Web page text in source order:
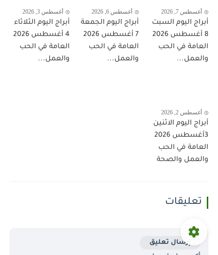
أغسطس 7, 2026
أبراج اليوم السبت
8 أغسطس 2026
العامة في الحب
والعمل...
أغسطس 6, 2026
أبراج اليوم الجمعة
7 أغسطس 2026
العامة في الحب
والعمل...
أغسطس 3, 2026
أبراج اليوم الثلاثاء
4 أغسطس 2026
العامة في الحب
والعمل...
أغسطس 2, 2026
أبراج اليوم الاثنين
3أغسطس 2026
العامة في الحب
والعمل والصحة
تعليقات
إرسال تعليق